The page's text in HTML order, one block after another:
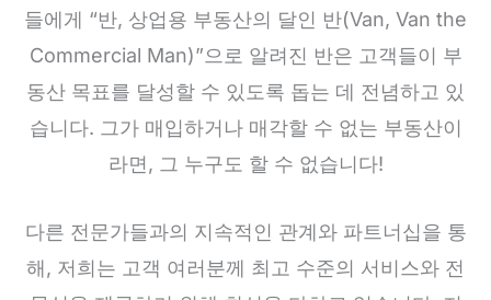
들에게 “반, 상업용 부동산의 달인 반(Van, Van the
Commercial Man)”으로 알려진 반은 고객들이 부
동산 목표를 달성할 수 있도록 돕는 데 전념하고 있
습니다. 그가 매입하거나 매각할 수 없는 부동산이
라면, 그 누구도 할 수 없습니다!
다른 전문가들과의 지속적인 관계와 파트너십을 통
해, 저희는 고객 여러분께 최고 수준의 서비스와 전